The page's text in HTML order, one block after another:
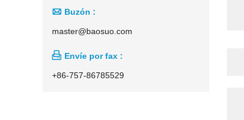
 Buzón :
master@baosuo.com
 Envíe por fax :
+86-757-86785529